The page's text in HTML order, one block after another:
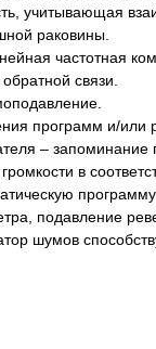
учитывающая
раковины.
частотная
связи.
программ и/или
– запоминание
в
подавление
шумов